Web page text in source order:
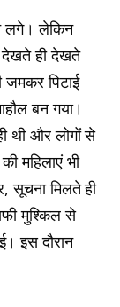
लगे। लेकिन
देखते ही देखते
जमकर पिटाई
बन गया।
थी और लोगों से
महिलाएं भी
सूचना मिलते ही
मुश्किल से
इस दौरान